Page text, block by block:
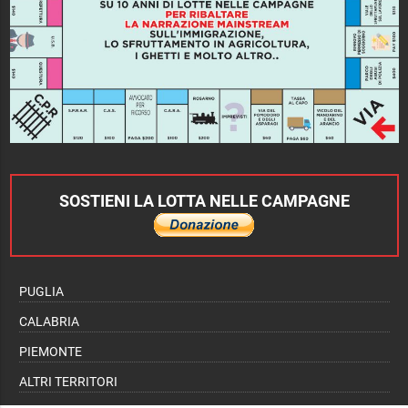
SOSTIENI LA LOTTA NELLE CAMPAGNE
PUGLIA
CALABRIA
PIEMONTE
ALTRI TERRITORI